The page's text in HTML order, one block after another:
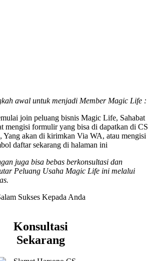
awal untuk menjadi Member Magic Life :
join peluang bisnis Magic Life, Sahabat
mengisi formulir yang bisa di dapatkan di CS
akan di kirimkan Via WA, atau mengisi
daftar sekarang di halaman ini
juga bisa bebas berkonsultasi dan
Peluang Usaha Magic Life ini melalui
Sukses Kepada Anda
Konsultasi
Sekarang